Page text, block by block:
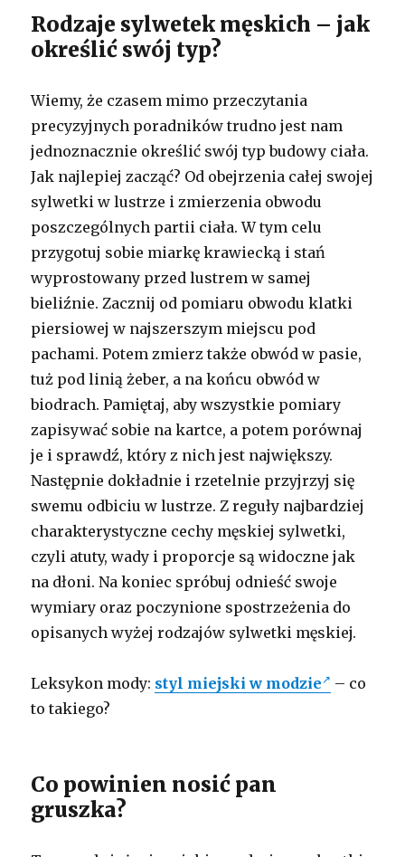
Rodzaje sylwetek męskich – jak
określić swój typ?
Wiemy, że czasem mimo przeczytania
precyzyjnych poradników trudno jest nam
jednoznacznie określić swój typ budowy ciała.
Jak najlepiej zacząć? Od obejrzenia całej swojej
sylwetki w lustrze i zmierzenia obwodu
poszczególnych partii ciała. W tym celu
przygotuj sobie miarkę krawiecką i stań
wyprostowany przed lustrem w samej
bieliźnie. Zacznij od pomiaru obwodu klatki
piersiowej w najszerszym miejscu pod
pachami. Potem zmierz także obwód w pasie,
tuż pod linią żeber, a na końcu obwód w
biodrach. Pamiętaj, aby wszystkie pomiary
zapisywać sobie na kartce, a potem porównaj
je i sprawdź, który z nich jest największy.
Następnie dokładnie i rzetelnie przyjrzyj się
swemu odbiciu w lustrze. Z reguły najbardziej
charakterystyczne cechy męskiej sylwetki,
czyli atuty, wady i proporcje są widoczne jak
na dłoni. Na koniec spróbuj odnieść swoje
wymiary oraz poczynione spostrzeżenia do
opisanych wyżej rodzajów sylwetki męskiej.
Leksykon mody: styl miejski w modzie
– co
to takiego?
Co powinien nosić pan
gruszka?